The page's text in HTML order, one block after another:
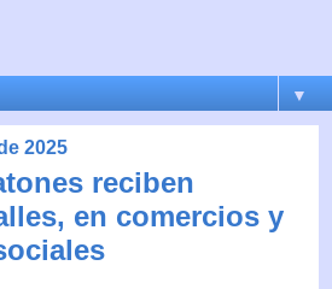
▼
2025
reciben
en comercios y